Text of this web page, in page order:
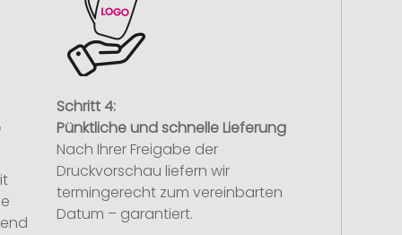
Schritt 4:
Pünktliche und schnelle Lieferung
Nach Ihrer Freigabe der
Druckvorschau liefern wir
termingerecht zum vereinbarten
Datum – garantiert.